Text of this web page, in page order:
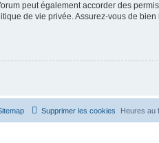
peut également accorder des
de vie privée. Assurez-vous de bien
Heures au
Supprimer les cookies